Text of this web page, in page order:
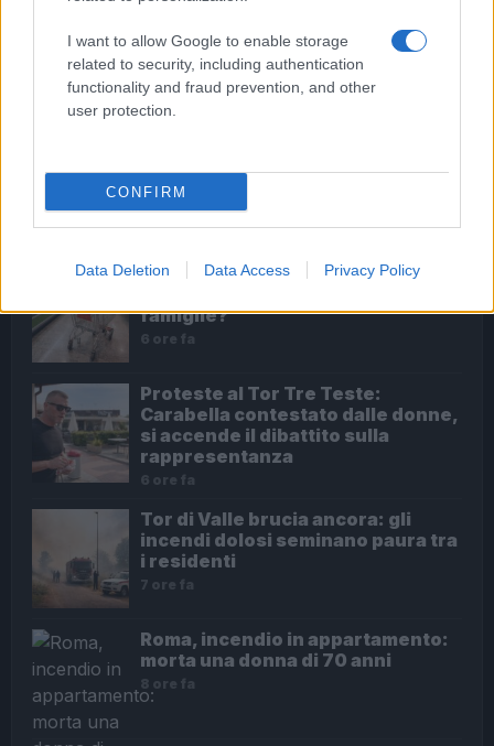
I want to allow Google to enable storage
related to security, including authentication
functionality and fraud prevention, and other
user protection.
CONFIRM
Data Deletion Data Access Privacy Policy
ROMA Infermiere ruba materiale sanitario: arrestato
ULTIME NOTIZIE
La spesa a rate a Roma: una
famiglie?
6 ore fa
Proteste al Tor Tre Teste:
Carabella contestato dalle donne,
si accende il dibattito sulla
rappresentanza
6 ore fa
Tor di Valle brucia ancora: gli
incendi dolosi seminano paura tra
i residenti
7 ore fa
Roma, incendio in appartamento:
morta una donna di 70 anni
8 ore fa